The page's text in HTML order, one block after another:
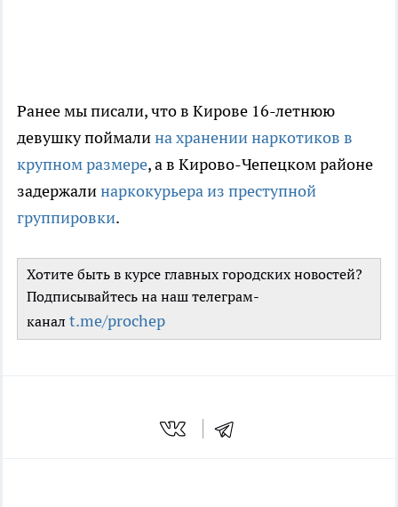
Ранее мы писали, что в Кирове 16-летнюю
девушку поймалина хранении наркотиков в
крупном размере, а в Кирово-Чепецком районе
задержалинаркокурьера из преступной
группировки.
Хотите быть в курсе главных городских новостей?
Подписывайтесь на наш телеграм-
канал t.me/prochep